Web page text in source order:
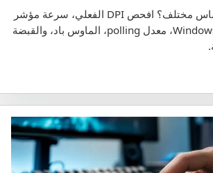
نفس DPI لكن الإحساس مختلف؟ افحص DPI الفعلي، سرعة مؤشر
Windows، raw input، eDPI، معدل polling، الماوس باد، والقبضة